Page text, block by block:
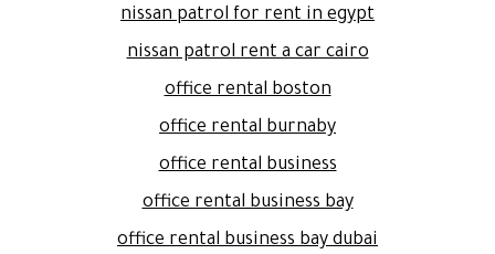
nissan patrol for rent in egypt
nissan patrol rent a car cairo
office rental boston
office rental burnaby
office rental business
office rental business bay
office rental business bay dubai